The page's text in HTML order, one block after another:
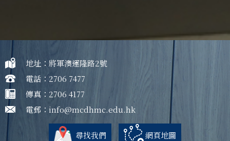
地址：將軍澳運隆路2號
電話：2706 7477
傳真：2706 4177
電郵： info@mcdhmc.edu.hk
尋找我們 網頁地圖